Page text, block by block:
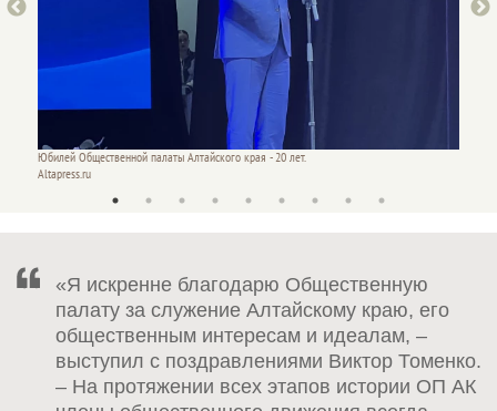
Юбилей Общественной палаты Алтайского края - 20 лет.
Altapress.ru
«Я искренне благодарю Общественную
палату за служение Алтайскому краю, его
общественным интересам и идеалам, –
выступил с поздравлениями Виктор Томенко.
– На протяжении всех этапов истории ОП АК